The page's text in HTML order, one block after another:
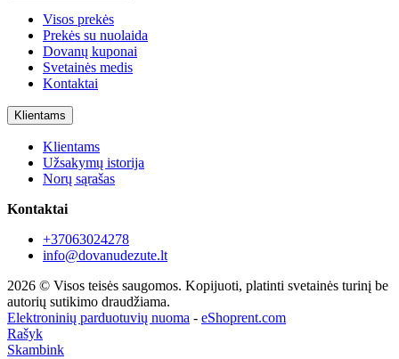
Visos prekės
Prekės su nuolaida
Dovanų kuponai
Svetainės medis
Kontaktai
Klientams
Klientams
Užsakymų istorija
Norų sąrašas
Kontaktai
+37063024278
info@dovanudezute.lt
2026 © Visos teisės saugomos. Kopijuoti, platinti svetainės turinį be
autorių sutikimo draudžiama.
Elektroninių parduotuvių nuoma - eShoprent.com
Rašyk
Skambink